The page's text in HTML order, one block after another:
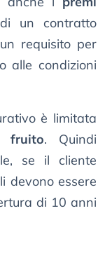
un contratto
requisito per
alle condizioni
è limitata
fruito. Quindi
se il cliente
devono essere
di 10 anni